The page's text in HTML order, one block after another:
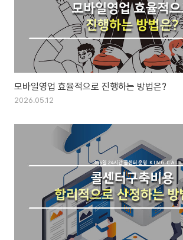
모바일영업 효율적으로 진행하는 방법은?
2026.05.12